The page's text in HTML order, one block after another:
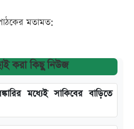
মতামত:
করা কিছু নিউজ
মধ্যেই সাকিবের বাড়িতে